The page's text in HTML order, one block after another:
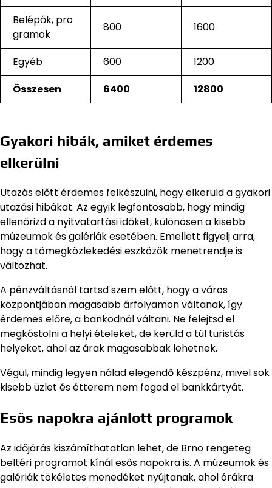
Belépők, pro
gramok
800 1600
Egyéb 600
1200
Összesen
6400 12800
Gyakori hibák, amiket érdemes
elkerülni
Utazás előtt érdemes felkészülni, hogy elkerüld a gyakori
utazási hibákat. Az egyik legfontosabb, hogy mindig
ellenőrizd a nyitvatartási időket, különösen a kisebb
múzeumok és galériák esetében. Emellett figyelj arra,
hogy a tömegközlekedési eszközök menetrendje is
változhat.
A pénzváltásnál tartsd szem előtt, hogy a város
központjában magasabb árfolyamon váltanak, így
érdemes előre, a bankodnál váltani. Ne felejtsd el
megkóstolni a helyi ételeket, de kerüld a túl turistás
helyeket, ahol az árak magasabbak lehetnek.
Végül, mindig legyen nálad elegendő készpénz, mivel sok
kisebb üzlet és étterem nem fogad el bankkártyát.
Esős napokra ajánlott programok
Az időjárás kiszámíthatatlan lehet, de Brno rengeteg
beltéri programot kínál esős napokra is. A múzeumok és
galériák tökéletes menedéket nyújtanak, ahol órákra